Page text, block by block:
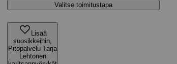
Valitse toimitustapa
Lisää
suosikkeihin,
Pitopalvelu Tarja
Lehtonen